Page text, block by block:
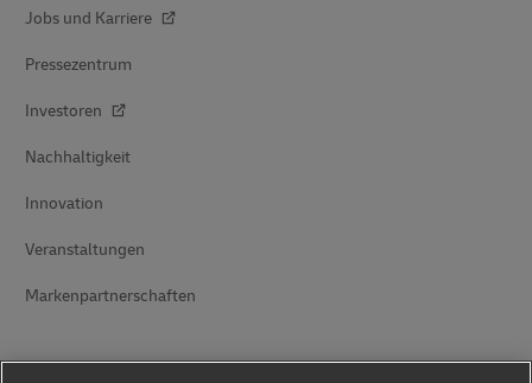
Jobs und Karriere
Pressezentrum
Investoren
Nachhaltigkeit
Innovation
Veranstaltungen
Markenpartnerschaften